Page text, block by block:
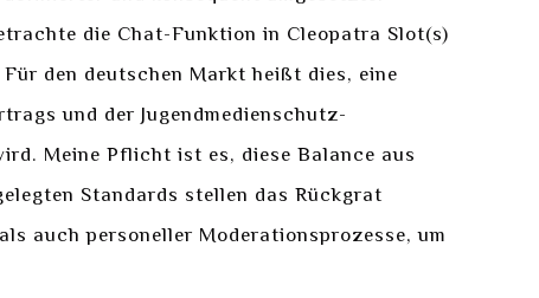
die Chat-Funktion in Cleopatra Slot(s)
den deutschen Markt heißt dies, eine
und der Jugendmedienschutz-
Meine Pflicht ist es, diese Balance aus
Standards stellen das Rückgrat
auch personeller Moderationsprozesse, um